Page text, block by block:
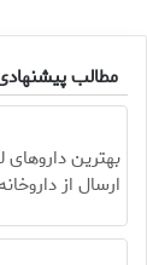
مطالب
بهترین
ارسال از